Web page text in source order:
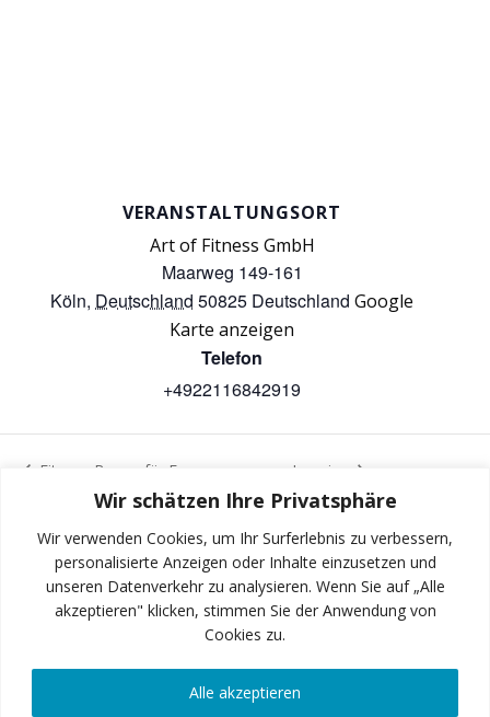
Wir schätzen Ihre Privatsphäre
Wir verwenden Cookies, um Ihr Surferlebnis zu verbessern,
personalisierte Anzeigen oder Inhalte einzusetzen und
unseren Datenverkehr zu analysieren. Wenn Sie auf „Alle
akzeptieren" klicken, stimmen Sie der Anwendung von
Cookies zu.
Alle akzeptieren
VERANSTALTUNGSORT
Art of Fitness GmbH
Maarweg 149-161
Köln, Deutschland 50825 Deutschland Google
Karte anzeigen
Telefon
+4922116842919
Fitness Boxen für Frauen Jumping
INSTAGRAM
FACEBOOK